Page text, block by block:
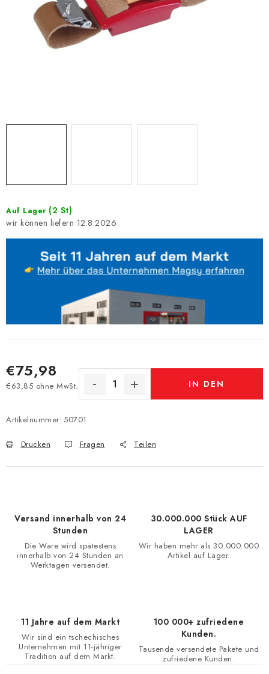
Auf Lager (2 St)
12.8.2026
€75,98
€63,85 ohne MwSt. IN DEN
Artikelnummer: 50701
Drucken Fragen Teilen
Versand innerhalb von 24
Stunden
Die Ware wird spätestens
innerhalb von 24 Stunden an
Werktagen versendet.
30.000.000 Stück AUF
LAGER
Wir haben mehr als 30.000.000
Artikel auf Lager.
11 Jahre auf dem Markt
Wir sind ein tschechisches
Unternehmen mit 11-jähriger
Tradition auf dem Markt.
100 000+ zufriedene
Kunden.
Tausende versendete Pakete und
zufriedene Kunden.